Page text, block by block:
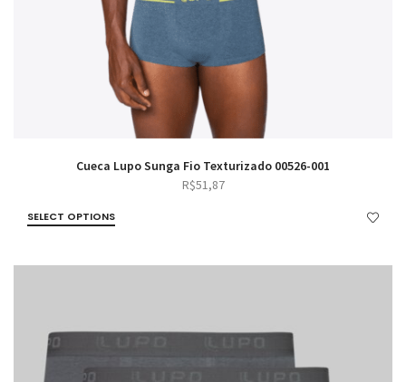
Cueca Lupo Sunga Fio Texturizado 00526-001
R$51,87
SELECT OPTIONS